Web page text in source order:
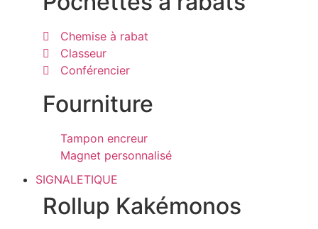
Chemise à rabat
Classeur
Conférencier
Fourniture
Tampon encreur
Magnet personnalisé
SIGNALETIQUE
Rollup Kakémonos